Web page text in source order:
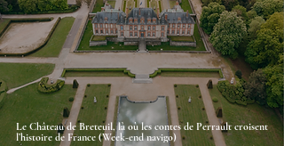
Le Château de Breteuil, là où les contes de Perrault croisent
l’histoire de France (Week-end navigo)